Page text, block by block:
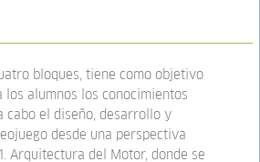
bloques, tiene como objetivo
alumnos los conocimientos
cabo el diseño, desarrollo y
desde una perspectiva
Arquitectura del Motor, donde se